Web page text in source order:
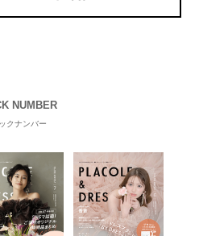
NUMBER
クナンバー